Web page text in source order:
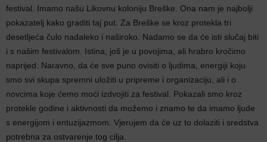
festival. Imamo našu Likovnu koloniju Breške. Ona nam je najbolji
pokazatelj kako graditi taj put. Za Breške se kroz protekla tri
desetljeća čulo nadaleko i naširoko. Nadamo se da će isti slučaj biti
i s našim festivalom. Istina, još je u povojima, ali hrabro kročimo
naprijed. Naravno, da će sve puno ovisiti o ljudima, energiji koju
smo svi skupa spremni uložiti u pripreme i organizaciju, ali i o
novcima koje ćemo moći izdvojiti za festival. Pokazali smo kroz
protekle godine i aktivnosti da možemo i znamo te da imamo ljude
s energijom i entuzijazmom. Vjerujem da će uz to dolaziti i sredstva
potrebna za ostvarenje tog cilja.